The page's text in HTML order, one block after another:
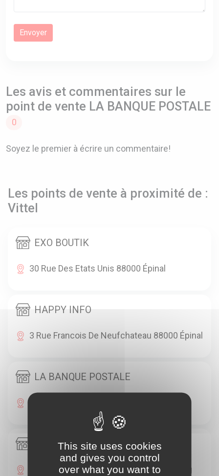
Les avis et commentaires sur le
point de vente LA BANQUE POSTALE
0
Soyez le premier à écrire un commentaire!
Les points de vente à proximité de :
Vittel
EXO BOUTIK
30 Rue Des Etats Unis 88000 Épinal
HAPPY INFO
3 Rue Francois De Neufchateau 88000 Épinal
LA BANQUE POSTALE
LA BANQUE POSTALE
8 Avenue Du Marechal De Lattre De Tassig
This site uses cookies
and gives you control
over what you want to